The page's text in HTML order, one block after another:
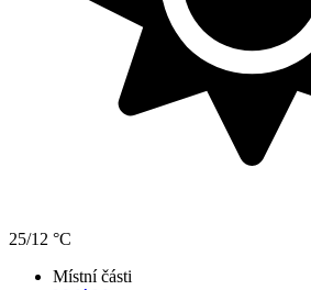
25/12 °C
Místní části